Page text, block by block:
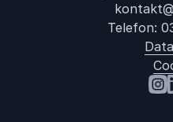
Telefon: